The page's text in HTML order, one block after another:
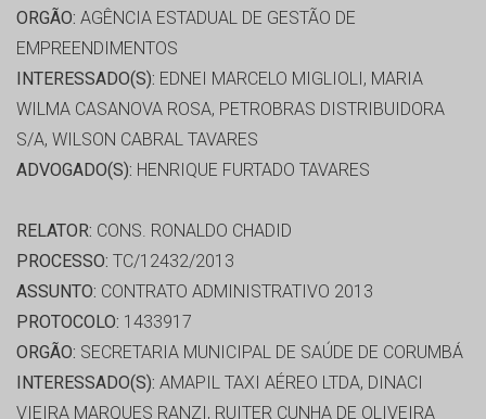
ORGÃO: AGÊNCIA ESTADUAL DE GESTÃO DE
EMPREENDIMENTOS
INTERESSADO(S): EDNEI MARCELO MIGLIOLI, MARIA
WILMA CASANOVA ROSA, PETROBRAS DISTRIBUIDORA
S/A, WILSON CABRAL TAVARES
ADVOGADO(S): HENRIQUE FURTADO TAVARES
RELATOR: CONS. RONALDO CHADID
PROCESSO: TC/12432/2013
ASSUNTO: CONTRATO ADMINISTRATIVO 2013
PROTOCOLO: 1433917
ORGÃO: SECRETARIA MUNICIPAL DE SAÚDE DE CORUMBÁ
INTERESSADO(S): AMAPIL TAXI AÉREO LTDA, DINACI
VIEIRA MARQUES RANZI, RUITER CUNHA DE OLIVEIRA